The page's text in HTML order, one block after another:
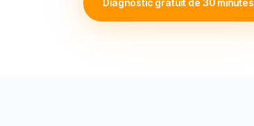
Diagnostic gratuit de 30 minutes